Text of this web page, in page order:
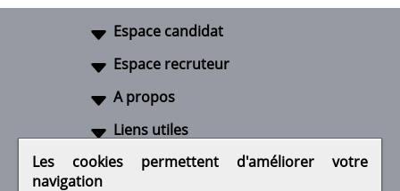
Espace candidat
Espace recruteur
A propos
Liens utiles
Les cookies permettent d'améliorer votre
navigation